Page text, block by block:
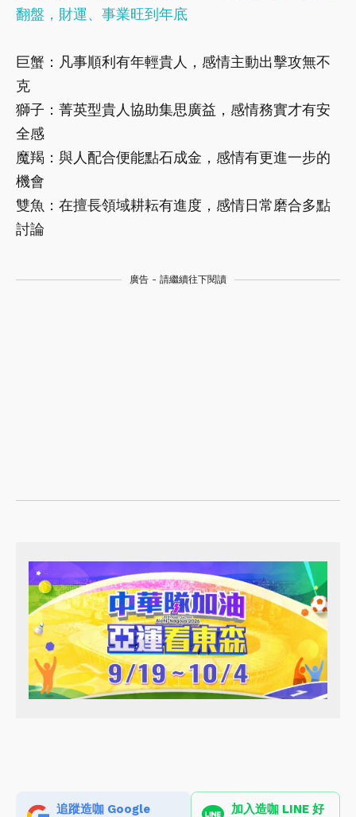
翻盤，財運、事業旺到年底
巨蟹：凡事順利有年輕貴人，感情主動出擊攻無不
克
獅子：菁英型貴人協助集思廣益，感情務實才有安
全感
魔羯：與人配合便能點石成金，感情有更進一步的
機會
雙魚：在擅長領域耕耘有進度，感情日常磨合多點
討論
廣告 - 請繼續往下閱讀
追蹤造咖 Google
加入造咖 LINE 好